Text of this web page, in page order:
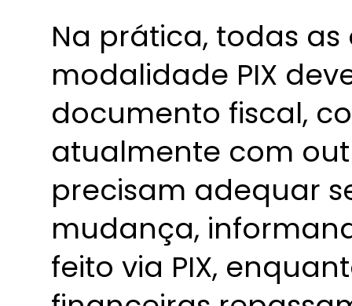
Na prática, todas
modalidade PIX
documento fiscal,
atualmente com
precisam adequar
mudança,
feito via PIX,